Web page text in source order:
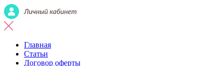
Главная
Статьи
Договор оферты